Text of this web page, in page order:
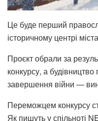
Це буде перший
історичному центрі
Проєкт обрали за
конкурсу, а
завершення війни —
Переможцем конкурсу
Як пишуть у спільноті